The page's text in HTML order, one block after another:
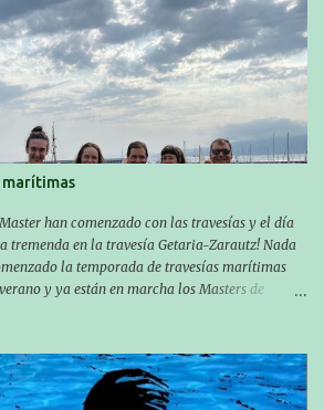
marítimas
han comenzado con las travesías y el día
tremenda en la travesía Getaria-Zarautz! Nada
la temporada de travesías marítimas
y ya están en marcha los Masters de
el 13 de julio, Manu Santos participó en la
Ondarroa y recorrió una distancia de 1600
segundos. Al día siguiente, Manu Santos y su